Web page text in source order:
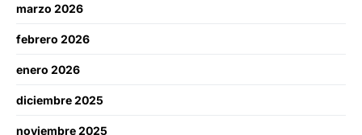
marzo 2026
febrero 2026
enero 2026
diciembre 2025
noviembre 2025